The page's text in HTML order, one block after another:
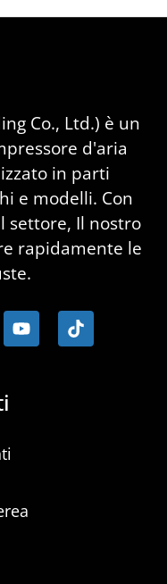
Co., Ltd.) è un
d'aria
in parti
e modelli. Con
settore, Il nostro
rapidamente le